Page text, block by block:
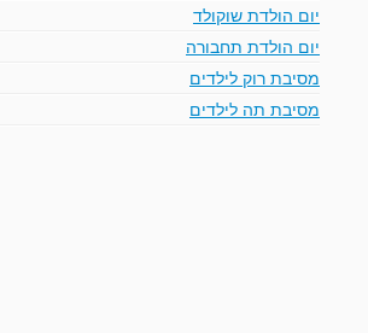
יום הולדת שוקולד
יום הולדת תחבורה
מסיבת רוק לילדים
מסיבת תה לילדים